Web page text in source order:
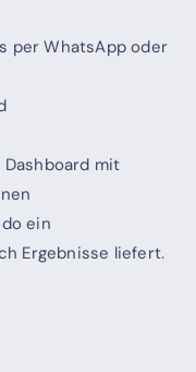
per WhatsApp oder
mit
ein
Ergebnisse liefert.